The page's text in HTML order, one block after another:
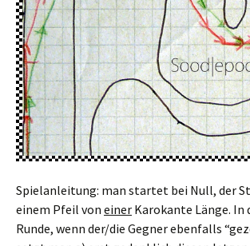
Spielanleitung: man startet bei Null, der
einem Pfeil von einer Karokante Länge. In
Runde, wenn der/die Gegner ebenfalls